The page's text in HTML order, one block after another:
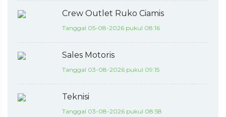
Crew Outlet Ruko Ciamis
Tanggal 05-08-2026 pukul 08:16
Sales Motoris
Tanggal 03-08-2026 pukul 09:15
Teknisi
Tanggal 03-08-2026 pukul 08:58